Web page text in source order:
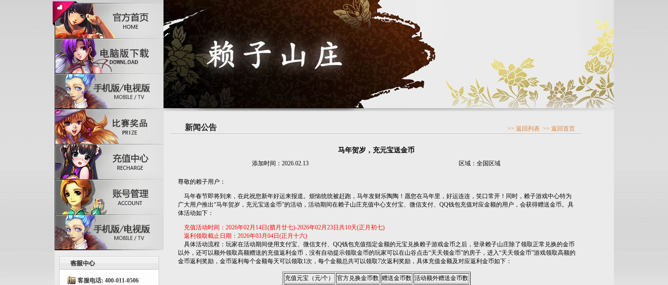
客服电话: 400-011-0506
新闻公告 >> 返回列表 >> 返回首页
马年贺岁，充元宝送金币
添加时间：2026.02.13 区域：全国区域
尊敬的赖子用户：
马年春节即将到来，在此祝您新年好运来报道。烦恼统统被赶跑，马年发财乐陶陶！愿您在马年里，好运连连，笑口常开！同时，赖子游戏中心特为
广大用户推出“马年贺岁，充元宝送金币”的活动，活动期间在赖子山庄充值中心支付宝、微信支付、QQ钱包充值对应金额的用户，会获得赠送金币。具
体活动如下：
充值活动时间：2026年02月14日(腊月廿七)-2026年02月23日共10天(正月初七)
返利领取截止日期：2026年03月04日(正月十六)
具体活动流程：玩家在活动期间使用支付宝、微信支付、QQ钱包充值指定金额的元宝兑换赖子游戏金币之后，登录赖子山庄除了领取正常兑换的金币
以外，还可以额外领取高额赠送的充值返利金币，没有自动提示领取金币的玩家可以在山谷点击“天天领金币”的房子，进入“天天领金币”游戏领取高额的
金币返利奖励，金币返利每个金额每天可以领取1次，每个金额总共可以领取7次返利奖励，具体充值金额及对应返利金币如下：
充值元宝（元/个） 官方兑换金币数 赠送金币数 活动额外赠送金币数